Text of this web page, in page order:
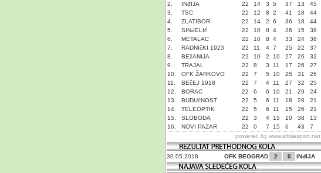
2.
INđIJA 22 14 3 5 37 13
45
3.
TSC 22 12 8 2 41 18
44
4.
ZLATIBOR 22 14 2 6 36 18
44
5.
SINđELIć 22 10 8 4 26 15
38
6.
METALAC 22 10 8 4 33 24
38
7.
RADNIčKI 1923 22 11 4 7 25 22
37
8.
BEžANIJA 22 10 2 10 27 26
32
9.
TRAJAL 22 8 3 11 17 26
27
10.
OFK ŽARKOVO 22 7 5 10 25 31
26
11.
BEčEJ 1918 22 7 4 11 27 32
25
12.
BORAC 22 6 6 10 21 29
24
13.
BUDUćNOST 22 5 6 11 18 28
21
14.
TELEOPTIK 22 5 6 11 15 26
21
15.
SLOBODA 22 3 4 15 10 38
13
16.
NOVI PAZAR 22 0 7 15 6 43
7
powered by www.srbijasport.net
30.05.2018 OFK BEOGRAD 2 0 INđIJA